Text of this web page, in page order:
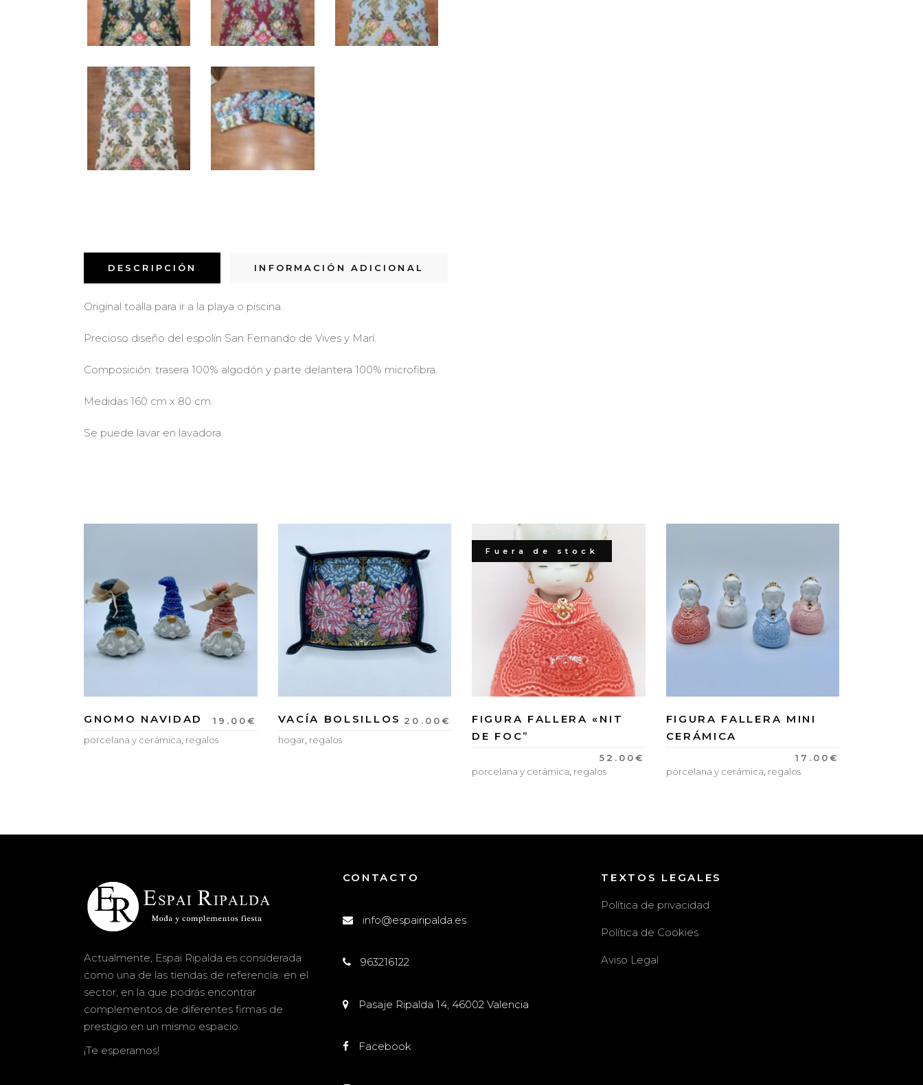
DESCRIPCIÓN INFORMACIÓN ADICIONAL
Original toalla para ir a la playa o piscina.
Precioso diseño del espolín San Fernando de Vives y Marí.
Composición: trasera 100% algodón y parte delantera 100% microfibra.
Medidas 160 cm x 80 cm.
Se puede lavar en lavadora.
GNOMO NAVIDAD 19.00€
porcelana y cerámica regalos
VACÍA BOLSILLOS 20.00€
hogar, regalos
Fuera de stock
FIGURA FALLERA «NIT
DE FOC”
52.00€
porcelana y cerámica regalos
FIGURA FALLERA MINI
CERÁMICA
17.00€
porcelana y cerámica regalos
Actualmente, Espai Ripalda es considerada
como una de las tiendas de referencia en el
sector, en la que podrás encontrar
complementos de diferentes firmas de
prestigio en un mismo espacio.
¡Te esperamos!
CONTACTO
info@espairipalda.es
963216122
Pasaje Ripalda 14, 46002 Valencia
Facebook
TEXTOS LEGALES
Política de privacidad
Política de Cookies
Aviso Legal